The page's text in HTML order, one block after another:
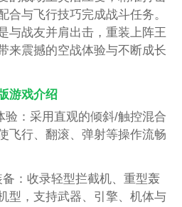
合与飞行技巧完成战斗任务。
与战友并肩出击，重装上阵王
来震撼的空战体验与不断成长
游戏介绍
验：采用直观的倾斜/触控混合
飞行、翻滚、弹射等操作流畅
：收录轻型拦截机、重型轰
型，支持武器、引擎、机体与